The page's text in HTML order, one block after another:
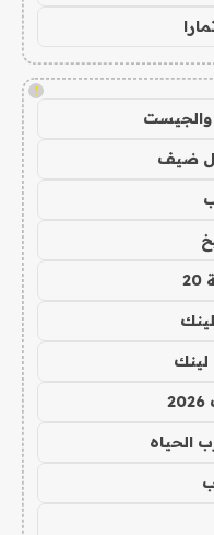
!
والجيست
لينك
الحياه